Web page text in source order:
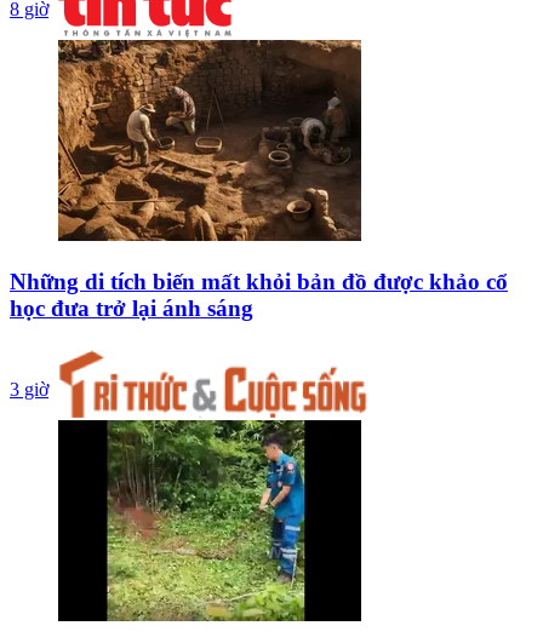
8 giờ
Những di tích biến mất khỏi bản đồ được khảo cổ
học đưa trở lại ánh sáng
3 giờ